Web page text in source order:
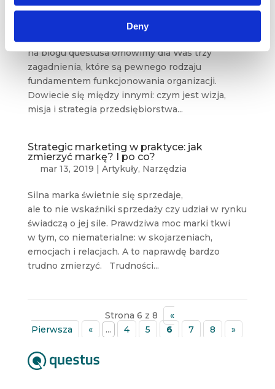
Deny
wrz 30, 2019|Artykuły,Wiedza
na blogu questusa omówimy dla Was trzy
zagadnienia, które są pewnego rodzaju
fundamentem funkcjonowania organizacji.
Dowiecie się między innymi: czym jest wizja,
misja i strategia przedsiębiorstwa...
Strategic marketing w praktyce: jak
zmierzyć markę? I po co?
mar 13, 2019 | Artykuły, Narzędzia
Silna marka świetnie się sprzedaje,
ale to nie wskaźniki sprzedaży czy udział w rynku
świadczą o jej sile. Prawdziwa moc marki tkwi
w tym, co niematerialne: w skojarzeniach,
emocjach i relacjach. A to naprawdę bardzo
trudno zmierzyć. Trudności...
Strona 6 z 8
«
Pierwsza
« ... 4 5 6 7 8 »